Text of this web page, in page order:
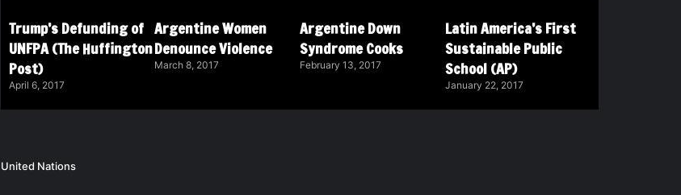
Trump’s Defunding of
UNFPA (The Huffington
Post)
April 6, 2017
Argentine Women
Denounce Violence
March 8, 2017
Argentine Down
Syndrome Cooks
February 13, 2017
Latin America’s First
Sustainable Public
School (AP)
January 22, 2017
United Nations